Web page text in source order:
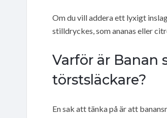
Om du vill addera ett lyxigt
stilldryckes, som ananas eller
Varför är
törstsläckare?
En sak att tänka på är att